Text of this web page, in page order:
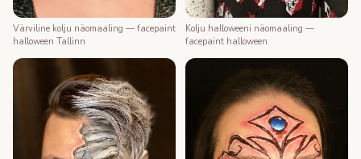
Värviline kolju näomaaling — facepaint
halloween Tallinn
Kolju halloweeni näomaaling —
facepaint halloween